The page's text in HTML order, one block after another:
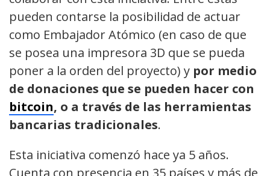
pueden contarse la posibilidad de actuar
como Embajador Atómico (en caso de que
se posea una impresora 3D que se pueda
poner a la orden del proyecto) y por medio
de donaciones que se pueden hacer con
bitcoin, o a través de las herramientas
bancarias tradicionales.
Esta iniciativa comenzó hace ya 5 años.
Cuenta con presencia en 35 países y más de